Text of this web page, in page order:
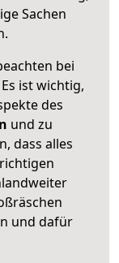
Sachen
bei
ist wichtig,
des
und zu
dass alles
und dafür